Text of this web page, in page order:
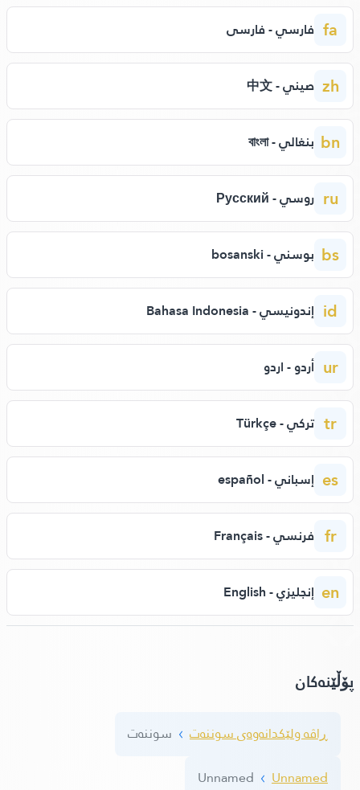
fa فارسي - فارسی
zh صيني - 中文
bn بنغالي - বাংলা
ru روسي - Русский
bs بوسني - bosanski
id إندونيسي - Bahasa Indonesia
ur أردو - اردو
tr تركي - Türkçe
es إسباني - español
fr فرنسي - Français
en إنجليزي - English
پۆڵێنه‌كان
ڕاڤه‌ ولێكدانه‌وه‌ی سوننه‌ت
سوننه‌ت
Unnamed
Unnamed